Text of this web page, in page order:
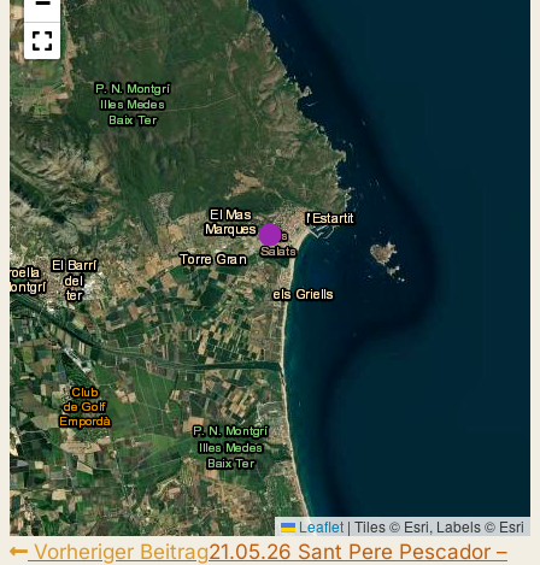
Leaflet | Tiles © Esri, Labels © Esri
Weitere
Vorheriger Beitrag21.05.26 Sant Pere Pescador –